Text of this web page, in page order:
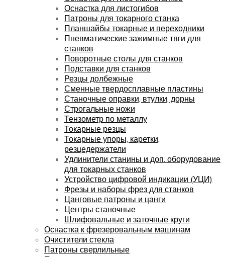
Оснастка для листогибов
Патроны для токарного станка
Планшайбы токарные и переходники
Пневматические зажимные тяги для
станков
Поворотные столы для станков
Подставки для станков
Резцы долбежные
Сменные твердосплавные пластины
Станочные оправки, втулки, дорны
Строгальные ножи
Тензометр по металлу
Токарные резцы
Токарные упоры, каретки,
резцедержатели
Удлинители станины и доп. оборудование
для токарных станков
Устройство цифровой индикации (УЦИ)
Фрезы и наборы фрез для станков
Цанговые патроны и цанги
Центры станочные
Шлифовальные и заточные круги
Оснастка к фрезеровальным машинам
Очистители стекла
Патроны сверлильные